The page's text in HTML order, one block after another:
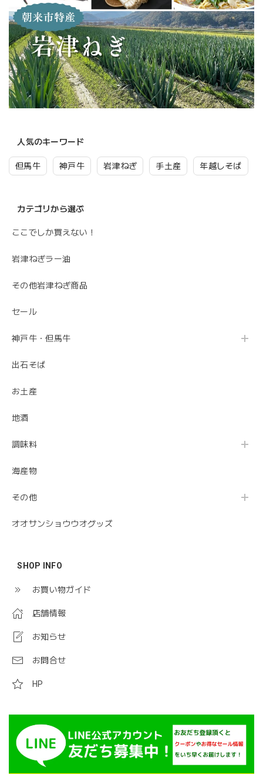
人気のキーワード
但馬牛 神戸牛 岩津ねぎ 手土産 年越しそば
カテゴリから選ぶ
ここでしか買えない！
岩津ねぎラー油
その他岩津ねぎ商品
セール
神戸牛・但馬牛
出石そば
お土産
地酒
調味料
海産物
その他
オオサンショウウオグッズ
SHOP INFO
お買い物ガイド
店舗情報
お知らせ
お問合せ
HP